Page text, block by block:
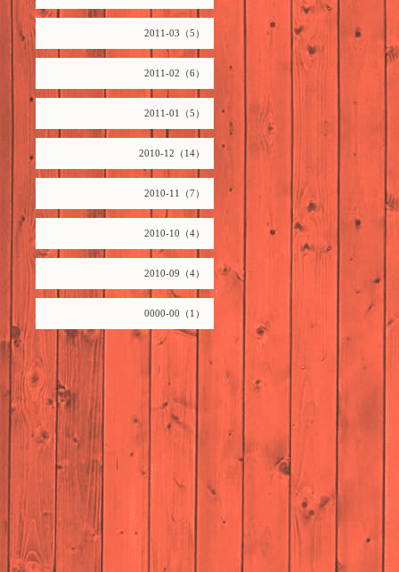
2011-03（5）
2011-02（6）
2011-01（5）
2010-12（14）
2010-11（7）
2010-10（4）
2010-09（4）
0000-00（1）